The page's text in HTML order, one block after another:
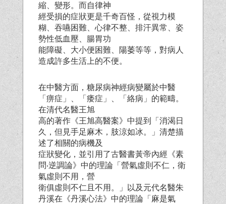
縮、變形。而自律神
經受損的症狀更是千奇百怪，從視力模
糊、吞嚥困難、心律不整、排汗異常、姿
勢性低血壓、腸胃功
能障礙、大小便困難、陽萎等等，對病人
造成許多生活上的不便。
在中醫方面，糖尿病神經病變屬於中醫
「痹症」、「痿症」、「絡病」的範疇。
在清代名醫王旭
高的著作《王旭高醫案》中提到「消渴日
久，但見手足麻木，肢涼如冰。」清楚描
述了相關的病機及
症狀變化，並引用了古醫書黃帝內經《素
問‧逆調論》中的理論「營氣虛則不仁，衛
氣虛則不用，營
衛俱虛則不仁且不用。」以及元代名醫朱
丹溪在《丹溪心法》中的理論「麻是氣